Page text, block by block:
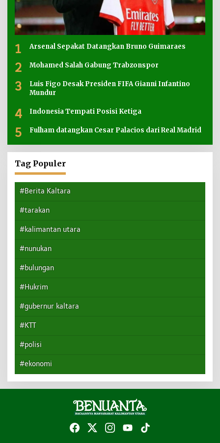
1 Arsenal Sepakat Datangkan Bruno Guimaraes
2 Mohamed Salah Gabung Trabzonspor
3
Luis Figo Desak Presiden FIFA Gianni Infantino
Mundur
4 Indonesia Tempati Posisi Ketiga
5 Fulham datangkan Cesar Palacios dari Real Madrid
Tag Populer
#Berita Kaltara
#tarakan
#kalimantan utara
#nunukan
#bulungan
#Hukrim
#gubernur kaltara
#KTT
#polisi
#ekonomi